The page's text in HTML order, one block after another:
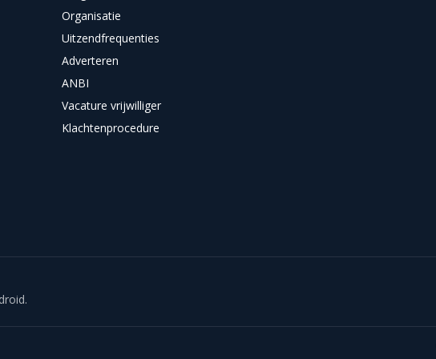
Organisatie
Uitzendfrequenties
Adverteren
ANBI
Vacature vrijwilliger
Klachtenprocedure